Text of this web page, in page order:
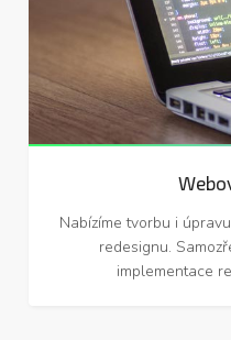
Nabízíme tvorbu i
redesignu.
implementace